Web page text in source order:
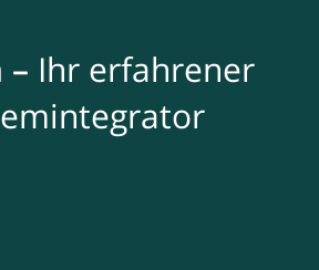
Ihr erfahrener